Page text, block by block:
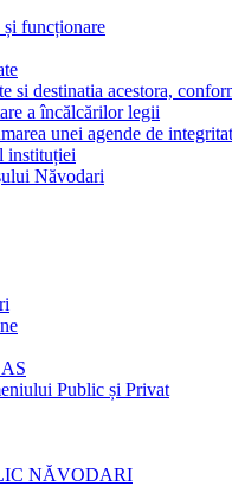
și funcționare
si destinatia acestora,
a încălcărilor legii
unei agende de
instituției
Năvodari
Public și Privat
NĂVODARI